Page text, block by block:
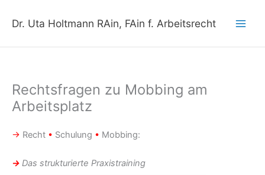
InhaltDr. Uta Holtmann RAin, FAin f. Arbeitsrecht
Rechtsfragen zu Mobbing am
Arbeitsplatz
→ Recht • Schulung • Mobbing:
→ Das strukturierte Praxistraining